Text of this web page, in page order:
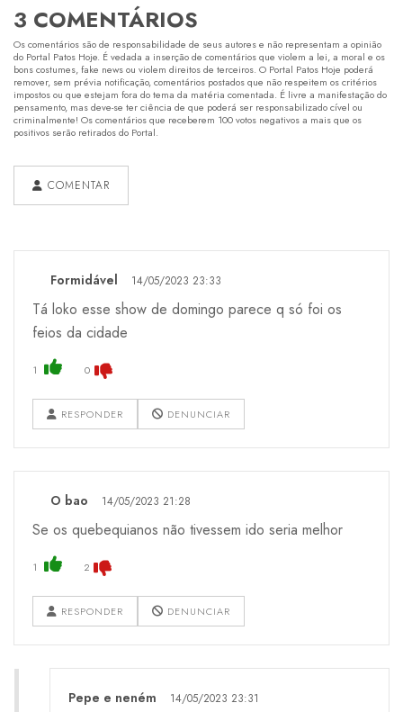
3 COMENTÁRIOS
Os comentários são de responsabilidade de seus autores e não representam a opinião
do Portal Patos Hoje. É vedada a inserção de comentários que violem a lei, a moral e os
bons costumes, fake news ou violem direitos de terceiros. O Portal Patos Hoje poderá
remover, sem prévia notificação, comentários postados que não respeitem os critérios
impostos ou que estejam fora do tema da matéria comentada. É livre a manifestação do
pensamento, mas deve-se ter ciência de que poderá ser responsabilizado cível ou
criminalmente! Os comentários que receberem 100 votos negativos a mais que os
positivos serão retirados do Portal.
COMENTAR
Formidável 14/05/2023 23:33
Tá loko esse show de domingo parece q só foi os
feios da cidade
1 0
RESPONDER DENUNCIAR
O bao 14/05/2023 21:28
Se os quebequianos não tivessem ido seria melhor
1 2
RESPONDER DENUNCIAR
Pepe e neném 14/05/2023 23:31